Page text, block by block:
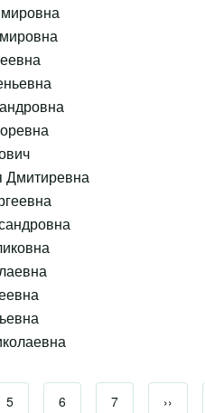
Дмитиревна
Страница
5 Страница
6 Страница
7 ››